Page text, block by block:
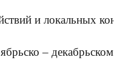
и локальных
–